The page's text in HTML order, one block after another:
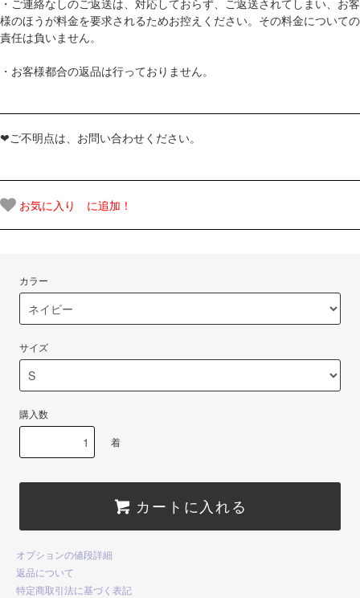
・ご連絡なしのご返送は、対応しておらず、ご返送されてしまい、お客
様のほうが料金を要求されるためお控えください。その料金についての
責任は負いません。
・お客様都合の返品は行っておりません。
❤ご不明点は、お問い合わせください。
お気に入り に追加！
カラー
サイズ
購入数
着
カートに入れる
オプションの値段詳細
返品について
特定商取引法に基づく表記